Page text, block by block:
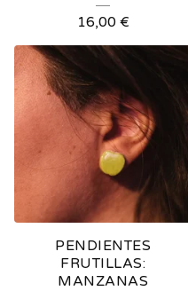
16,00 €
PENDIENTES
FRUTILLAS:
MANZANAS